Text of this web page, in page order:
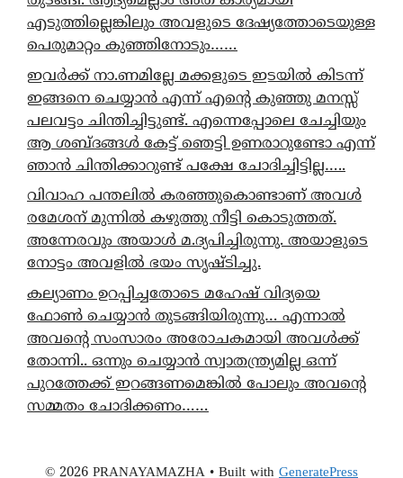
എടുത്തില്ലെങ്കിലും അവളുടെ ദേഷ്യത്തോടെയുള്ള
പെരുമാറ്റം കുഞ്ഞിനോടും……
ഇവർക്ക് നാ.ണമില്ലേ മക്കളുടെ ഇടയിൽ കിടന്ന്
ഇങ്ങനെ ചെയ്യാൻ എന്ന് എന്റെ കുഞ്ഞു മനസ്സ്
പലവട്ടം ചിന്തിച്ചിട്ടുണ്ട്. എന്നെപ്പോലെ ചേച്ചിയും
ആ ശബ്ദങ്ങൾ കേട്ട് ഞെട്ടി ഉണരാറുണ്ടോ എന്ന്
ഞാൻ ചിന്തിക്കാറുണ്ട് പക്ഷേ ചോദിച്ചിട്ടില്ല…..
വിവാഹ പന്തലിൽ കരഞ്ഞുകൊണ്ടാണ് അവൾ
രമേശന് മുന്നിൽ കഴുത്തു നീട്ടി കൊടുത്തത്.
അന്നേരവും അയാൾ മ.ദ്യപിച്ചിരുന്നു. അയാളുടെ
നോട്ടം അവളിൽ ഭയം സൃഷ്ടിച്ചു.
കല്യാണം ഉറപ്പിച്ചതോടെ മഹേഷ് വിദ്യയെ
ഫോൺ ചെയ്യാൻ തുടങ്ങിയിരുന്നു… എന്നാൽ
അവന്റെ സംസാരം അരോചകമായി അവൾക്ക്
തോന്നി.. ഒന്നും ചെയ്യാൻ സ്വാതന്ത്ര്യമില്ല ഒന്ന്
പുറത്തേക്ക് ഇറങ്ങണമെങ്കിൽ പോലും അവന്റെ
സമ്മതം ചോദിക്കണം……
© 2026 PRANAYAMAZHA • Built with GeneratePress